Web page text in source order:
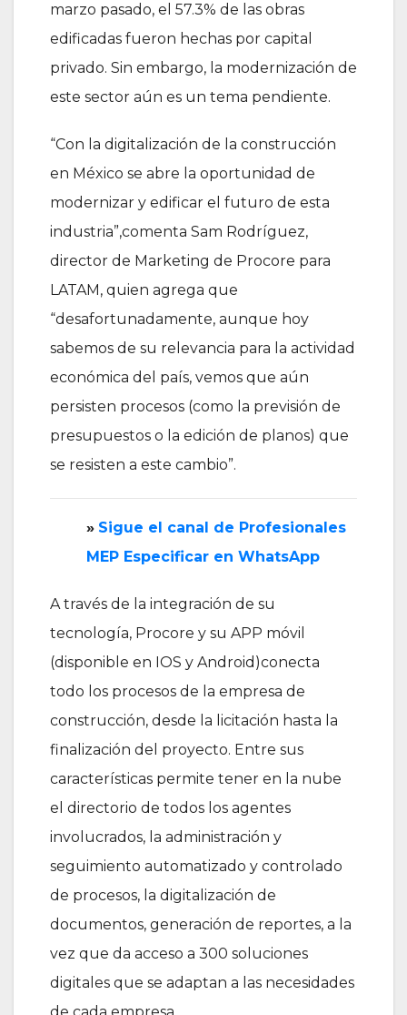
marzo pasado, el 57.3% de las obras
edificadas fueron hechas por capital
privado. Sin embargo, la modernización de
este sector aún es un tema pendiente.
“Con la digitalización de la construcción
en México se abre la oportunidad de
modernizar y edificar el futuro de esta
industria”,comenta Sam Rodríguez,
director de Marketing de Procore para
LATAM, quien agrega que
“desafortunadamente, aunque hoy
sabemos de su relevancia para la actividad
económica del país, vemos que aún
persisten procesos (como la previsión de
presupuestos o la edición de planos) que
se resisten a este cambio”.
» ‎Sigue el canal de Profesionales
MEP Especificar en WhatsApp
A través de la integración de su
tecnología, Procore y su APP móvil
(disponible en IOS y Android)conecta
todo los procesos de la empresa de
construcción, desde la licitación hasta la
finalización del proyecto. Entre sus
características permite tener en la nube
el directorio de todos los agentes
involucrados, la administración y
seguimiento automatizado y controlado
de procesos, la digitalización de
documentos, generación de reportes, a la
vez que da acceso a 300 soluciones
digitales que se adaptan a las necesidades